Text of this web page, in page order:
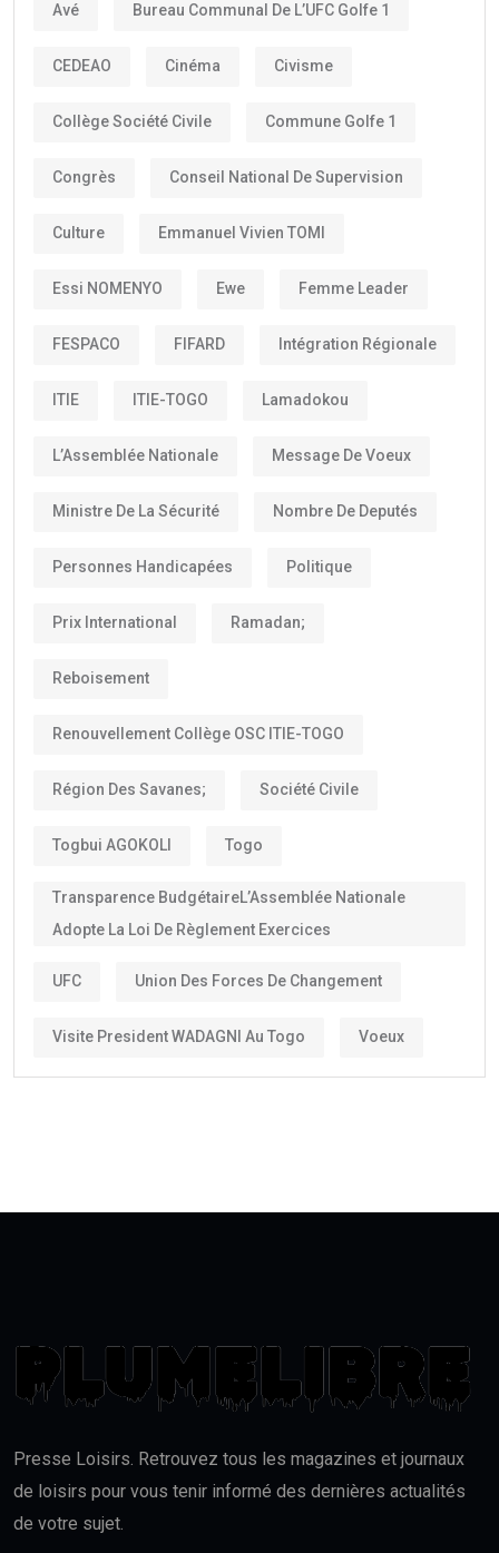
Avé Bureau Communal De L’UFC Golfe 1
CEDEAO Cinéma Civisme
Collège Société Civile Commune Golfe 1
Congrès Conseil National De Supervision
Culture Emmanuel Vivien TOMI
Essi NOMENYO Ewe Femme Leader
FESPACO FIFARD Intégration Régionale
ITIE ITIE-TOGO Lamadokou
L’Assemblée Nationale Message De Voeux
Ministre De La Sécurité Nombre De Deputés
Personnes Handicapées Politique
Prix International Ramadan;
Reboisement
Renouvellement Collège OSC ITIE-TOGO
Région Des Savanes; Société Civile
Togbui AGOKOLI Togo
Transparence BudgétaireL’Assemblée Nationale
Adopte La Loi De Règlement Exercices
UFC Union Des Forces De Changement
Visite President WADAGNI Au Togo Voeux
Presse Loisirs. Retrouvez tous les magazines et journaux
de loisirs pour vous tenir informé des dernières actualités
de votre sujet.